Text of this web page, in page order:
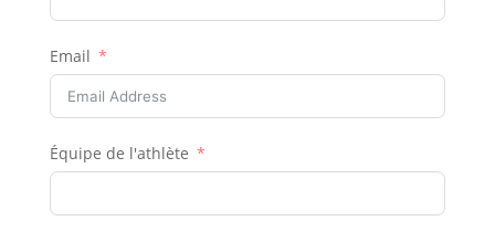
Email
Équipe de l'athlète